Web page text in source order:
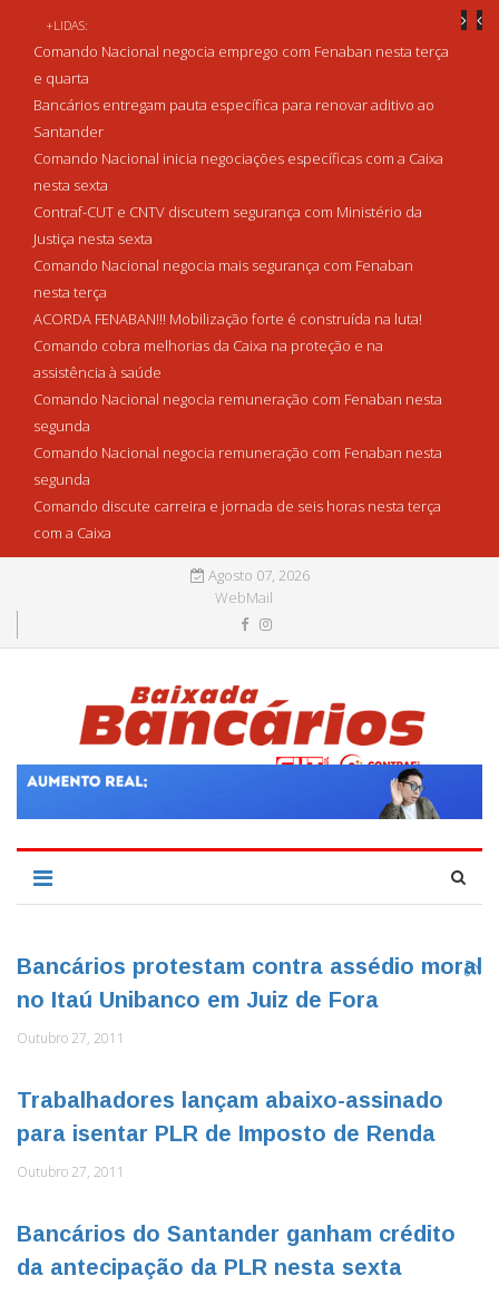
+LIDAS:
Comando Nacional negocia emprego com Fenaban nesta terça
e quarta
Bancários entregam pauta específica para renovar aditivo ao
Santander
Comando Nacional inicia negociações específicas com a Caixa
nesta sexta
Contraf-CUT e CNTV discutem segurança com Ministério da
Justiça nesta sexta
Comando Nacional negocia mais segurança com Fenaban
nesta terça
ACORDA FENABAN!!! Mobilização forte é construída na luta!
Comando cobra melhorias da Caixa na proteção e na
assistência à saúde
Comando Nacional negocia remuneração com Fenaban nesta
segunda
Comando Nacional negocia remuneração com Fenaban nesta
segunda
Comando discute carreira e jornada de seis horas nesta terça
com a Caixa
Agosto 07, 2026
WebMail
Bancários protestam contra assédio moral
no Itaú Unibanco em Juiz de Fora
Outubro 27, 2011
Trabalhadores lançam abaixo-assinado
para isentar PLR de Imposto de Renda
Outubro 27, 2011
Bancários do Santander ganham crédito
da antecipação da PLR nesta sexta